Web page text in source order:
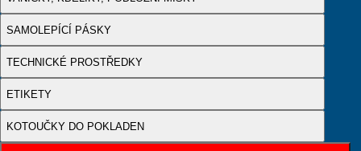
SAMOLEPÍCÍ PÁSKY
TECHNICKÉ PROSTŘEDKY
ETIKETY
KOTOUČKY DO POKLADEN